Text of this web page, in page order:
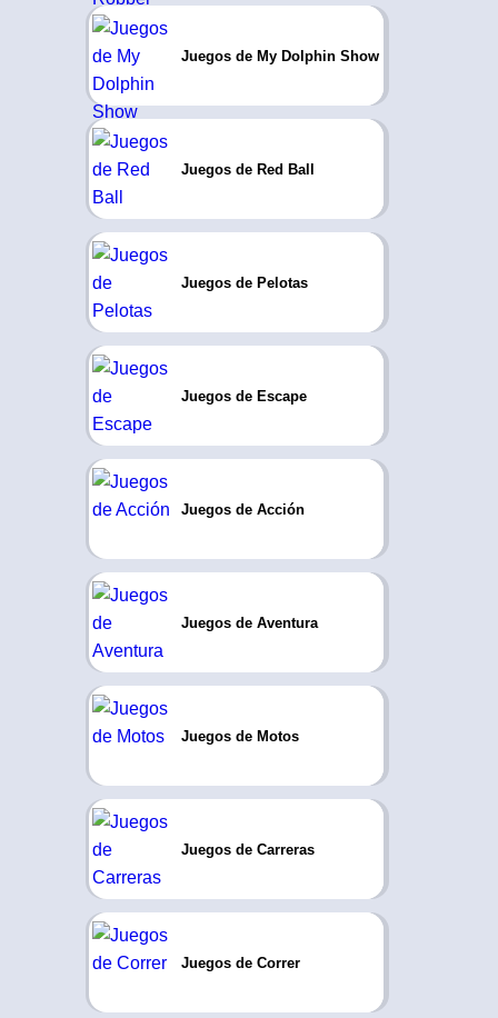
Juegos de My Dolphin Show
Juegos de Red Ball
Juegos de Pelotas
Juegos de Escape
Juegos de Acción
Juegos de Aventura
Juegos de Motos
Juegos de Carreras
Juegos de Correr